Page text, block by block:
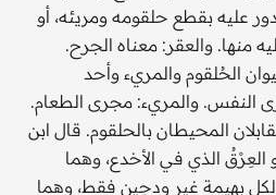
عليه بقطع حلقومه ومريئه، أو
منها. والعقر: معناه الجرح.
الحُلقوم والمريء وأحد
النفس. والمريء: مجرى الطعام.
المحيطان بالحلقوم. قال ابن
الذي في الأخدع، وهما
بهيمة غير ودجين فقط، وهما